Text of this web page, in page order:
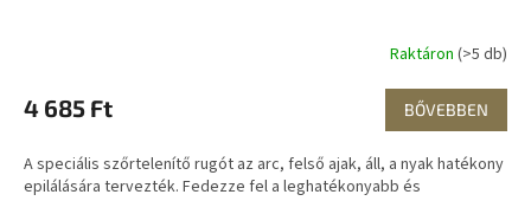
Raktáron (>5 db)
4 685 Ft BŐVEBBEN
A speciális szőrtelenítő rugót az arc, felső ajak, áll, a nyak hatékony
epilálására tervezték. Fedezze fel a leghatékonyabb és